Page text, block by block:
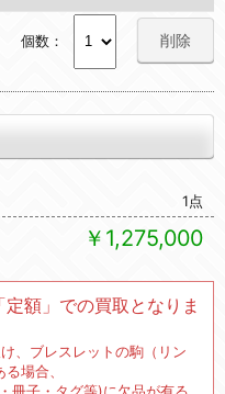
個数： 削除
1点
￥1,275,000
額」での買取となりま
、ブレスレットの駒（リン
場合、
冊子・タグ等)に欠品が有る